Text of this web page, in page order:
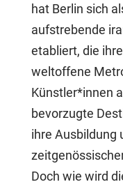
hat Berlin sich
aufstrebende
etabliert, die
weltoffene
Künstler*innen
bevorzugte
ihre Ausbildung
Doch wie wird